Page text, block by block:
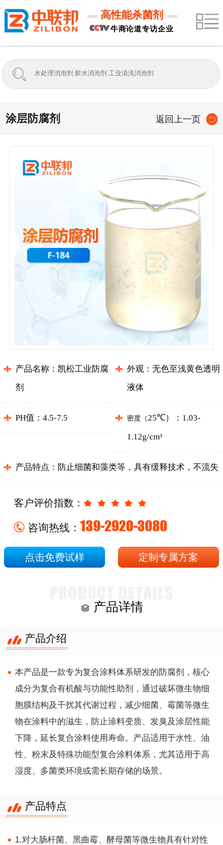
高性能杀菌剂
牛商论道专访企业
涂层防腐剂 返回上一页
产品名称：凯松工业防腐
剂
外观：无色至浅黄色透明
液体
PH值：4.5-7.5 密度（25℃）
：1.03-
1.12g/cm³
产品特点： 防止细菌和藻类等，具有缓释技术，不流失
客户评价指数：
咨询热线： 139-2920-3080
点击免费试样 定制专属方案
产品详情
产品介绍
本产品是一款专为复合涂料体系研发的防腐剂，核心
成分为复合有机酸与功能性助剂，通过破坏微生物细
胞膜结构及干扰其代谢过程，减少细菌、霉菌等微生
物在涂料中的滋生，防止涂料变质、发臭及涂层性能
下降，延长复合涂料使用寿命。产品适用于水性、油
性、粉末及特殊功能型复合涂料体系，尤其适用于高
湿度、多菌类环境或需长期存储的场景。
产品特点
1.对大肠杆菌、黑曲霉、酵母菌等微生物具有针对性